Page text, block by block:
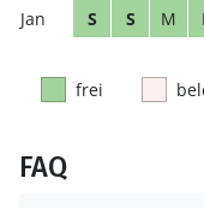
S
S M
frei
FAQ